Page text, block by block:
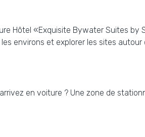
Hôtel «Exquisite Bywater Suites
environs et explorer les sites autour
en voiture ? Une zone de